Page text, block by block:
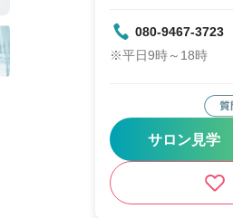
080-9467-3723
※平日9時～18時
サロン見学